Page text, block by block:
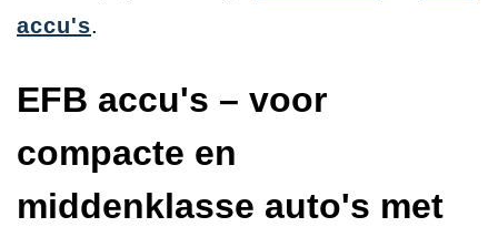
accu's.
EFB accu's – voor
compacte en
middenklasse auto's met